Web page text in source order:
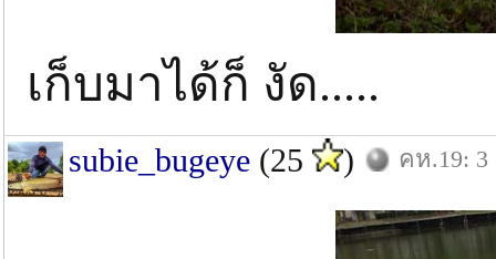
เก็บมาได้ก็ งัด.....
subie_bugeye (25 ) คห.19: 3